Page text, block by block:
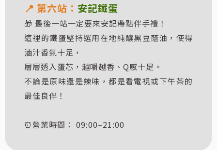
📍 第六站： 安記鐵蛋
🎁 最後一站一定要來安記帶點伴手禮！
這裡的鐵蛋堅持選用在地純釀黑豆蔭油，使得
滷汁香氣十足，
層層透入蛋芯，越嚼越香、Q感十足。
不論是原味還是辣味，都是看電視或下午茶的
最佳良伴！
⏰營業時間： 09:00–21:00